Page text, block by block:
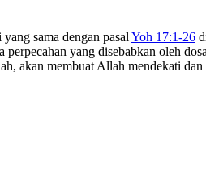
sama dengan pasal Yoh 17:1-26
perpecahan yang disebabkan oleh
akan membuat Allah mendekati